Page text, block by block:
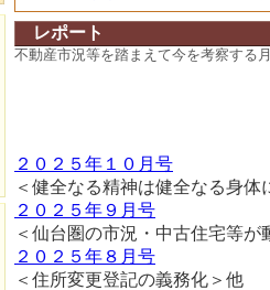
レポート
不動産市況等を踏まえて今を考察する
２０２５年１０月号
＜健全なる精神は健全なる身体
２０２５年９月号
＜仙台圏の市況・中古住宅等が
２０２５年８月号
＜住所変更登記の義務化＞他